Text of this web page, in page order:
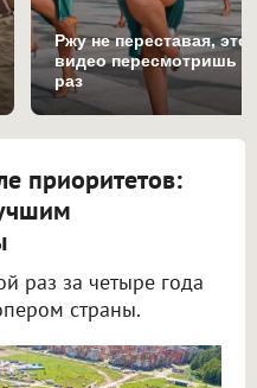
Ржу не переставая, это
видео пересмотришь
раз
приоритетов:
раз за четыре года
страны.